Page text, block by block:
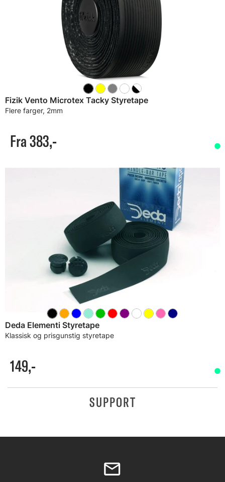
Fizik Vento Microtex Tacky Styretape
Flere farger, 2mm
Fra 383,-
Deda Elementi Styretape
Klassisk og prisgunstig styretape
149,-
SUPPORT